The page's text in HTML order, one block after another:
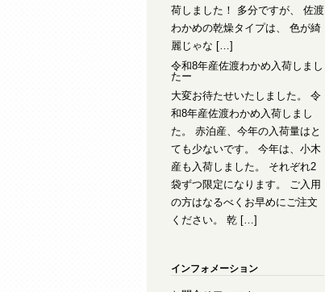
荷しました！ 多分ですが、 佐渡
わかめの乾燥タイプは、 色が綺
麗じゃな […]
令和8年産佐渡わかめ入荷しまし
たー
大変お待たせいたしました。 令
和8年産佐渡わかめ入荷しまし
た。 赤泊産、今年の入荷量はと
ても少ないです。 今年は、小木
産も入荷しました。 それぞれ2
袋ずつ限定になります。 ご入用
の方はなるべくお早めにご注文
ください。 乾 […]
インフォメーション